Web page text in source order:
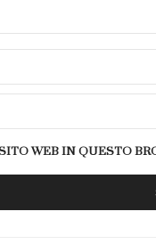
WEB IN QUESTO